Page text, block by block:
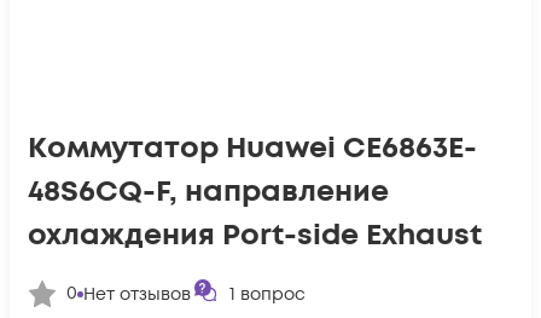
Коммутатор Huawei CE6863E-
48S6CQ-F, направление
охлаждения Port-side Exhaust
0 Нет отзывов 1 вопрос